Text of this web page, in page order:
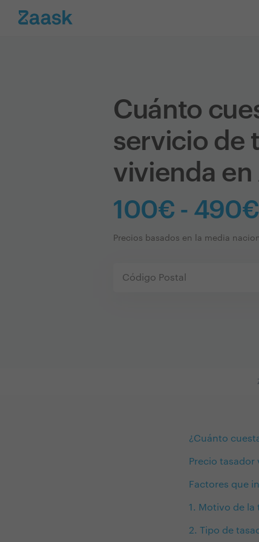
Cuánto
servicio de
vivienda en
100€ - 490€
Precios basados en la media
¿Cuánto
Precio tasador
Factores que
1. Motivo de la
2. Tipo de